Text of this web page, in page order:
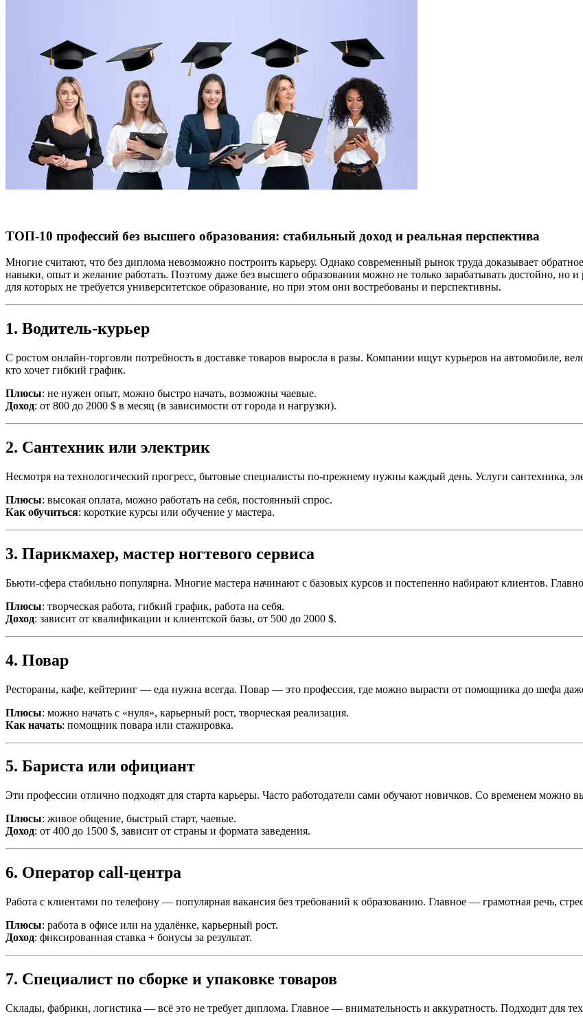
ТОП-10 профессий без высшего образования: стабильный доход и реальная перспектива
Многие считают, что без диплома невозможно построить карьеру. Однако современный рынок труда доказывает
навыки, опыт и желание работать. Поэтому даже без высшего образования можно не только зарабатывать достойно,
для которых не требуется университетское образование, но при этом они востребованы и перспективны.
1. Водитель-курьер
С ростом онлайн-торговли потребность в доставке товаров выросла в разы. Компании ищут курьеров на автомобиле,
кто хочет гибкий график.
Плюсы: не нужен опыт, можно быстро начать, возможны чаевые.
Доход: от 800 до 2000 $ в месяц (в зависимости от города и нагрузки).
2. Сантехник или электрик
Несмотря на технологический прогресс, бытовые специалисты по-прежнему нужны каждый день. Услуги сантехника,
Плюсы: высокая оплата, можно работать на себя, постоянный спрос.
Как обучиться: короткие курсы или обучение у мастера.
3. Парикмахер, мастер ногтевого сервиса
Бьюти-сфера стабильно популярна. Многие мастера начинают с базовых курсов и постепенно набирают клиентов.
Плюсы: творческая работа, гибкий график, работа на себя.
Доход: зависит от квалификации и клиентской базы, от 500 до 2000 $.
4. Повар
Рестораны, кафе, кейтеринг — еда нужна всегда. Повар — это профессия, где можно вырасти от помощника до шефа
Плюсы: можно начать с «нуля», карьерный рост, творческая реализация.
Как начать: помощник повара или стажировка.
5. Бариста или официант
Эти профессии отлично подходят для старта карьеры. Часто работодатели сами обучают новичков. Со временем можно
Плюсы: живое общение, быстрый старт, чаевые.
Доход: от 400 до 1500 $, зависит от страны и формата заведения.
6. Оператор call-центра
Работа с клиентами по телефону — популярная вакансия без требований к образованию. Главное — грамотная речь,
Плюсы: работа в офисе или на удалёнке, карьерный рост.
Доход: фиксированная ставка + бонусы за результат.
7. Специалист по сборке и упаковке товаров
Склады, фабрики, логистика — всё это не требует диплома. Главное — внимательность и аккуратность. Подходит для